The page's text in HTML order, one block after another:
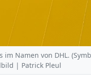
Namen von DHL.
| Patrick Pleul